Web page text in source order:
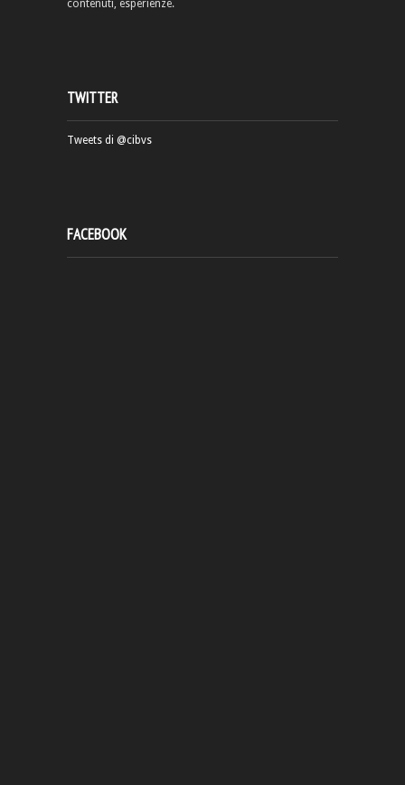
contenuti, esperienze.
TWITTER
Tweets di @cibvs
FACEBOOK